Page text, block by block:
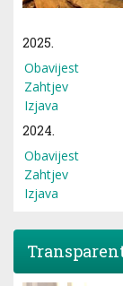
2025.
Obavijest
Zahtjev
Izjava
2024.
Obavijest
Zahtjev
Izjava